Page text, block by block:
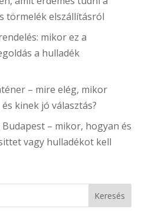
törmelék elszállításról
mikor ez a
a hulladék
– mire elég, mikor
kinek jó választás?
– mikor, hogyan és
vagy hulladékot kell